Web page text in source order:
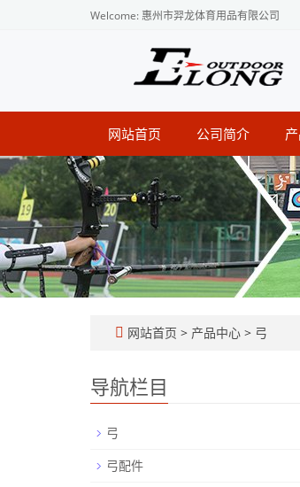
Welcome: 惠州市羿龙体育用品有限公司
网站首页 公司简介
网站首页 > 产品中心 > 弓
导航栏目
弓
弓配件